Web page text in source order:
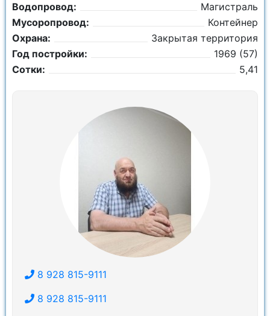
Водопровод:
Магистраль
Мусоропровод:
Контейнер
Охрана:
Закрытая территория
Год постройки:
1969 (57)
Сотки:
5,41
8 928 815-9111
8 928 815-9111